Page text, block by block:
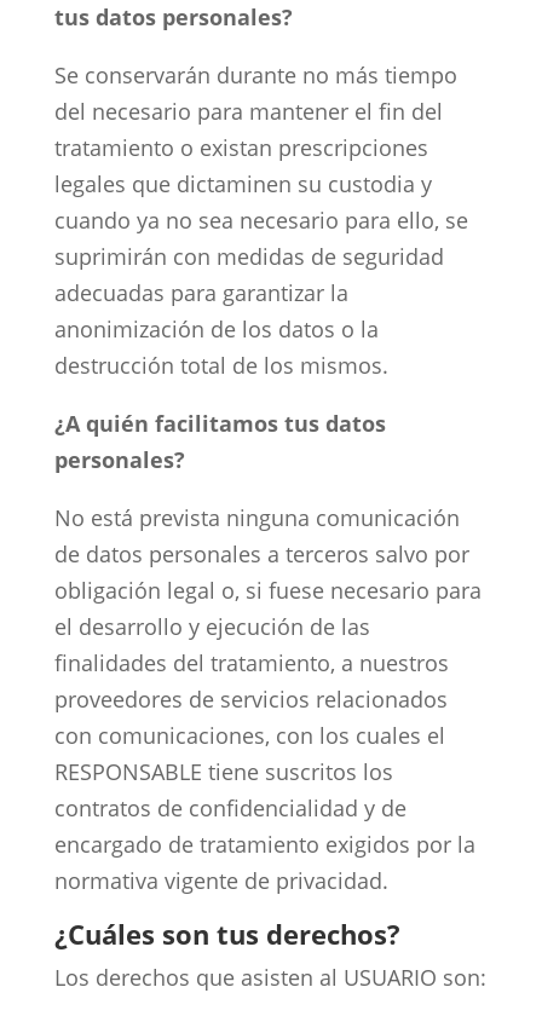
tus datos personales?
Se conservarán durante no más tiempo
del necesario para mantener el fin del
tratamiento o existan prescripciones
legales que dictaminen su custodia y
cuando ya no sea necesario para ello, se
suprimirán con medidas de seguridad
adecuadas para garantizar la
anonimización de los datos o la
destrucción total de los mismos.
¿A quién facilitamos tus datos
personales?
No está prevista ninguna comunicación
de datos personales a terceros salvo por
obligación legal o, si fuese necesario para
el desarrollo y ejecución de las
finalidades del tratamiento, a nuestros
proveedores de servicios relacionados
con comunicaciones, con los cuales el
RESPONSABLE tiene suscritos los
contratos de confidencialidad y de
encargado de tratamiento exigidos por la
normativa vigente de privacidad.
¿Cuáles son tus derechos?
Los derechos que asisten al USUARIO son: